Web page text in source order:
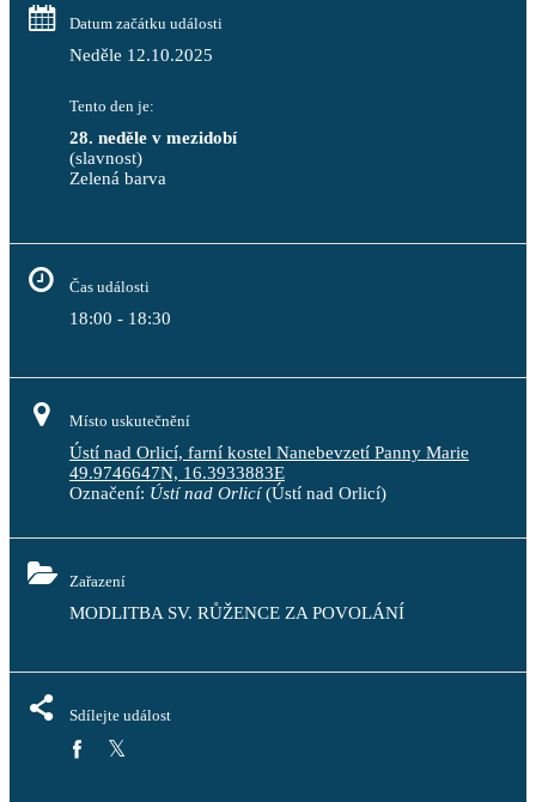
Datum začátku události
Neděle 12.10.2025
Tento den je:
28. neděle v mezidobí
(slavnost)
Zelená barva
Čas události
18:00 - 18:30
Místo uskutečnění
Ústí nad Orlicí, farní kostel Nanebevzetí Panny Marie
49.9746647N, 16.3933883E
Označení: Ústí nad Orlicí(Ústí nad Orlicí)
Zařazení
MODLITBA SV. RŮŽENCE ZA POVOLÁNÍ
Sdílejte událost